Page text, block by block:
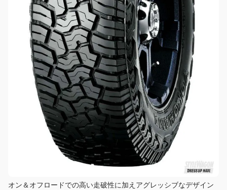
オン＆オフロードでの高い走破性に加えアグレッシブなデザイン